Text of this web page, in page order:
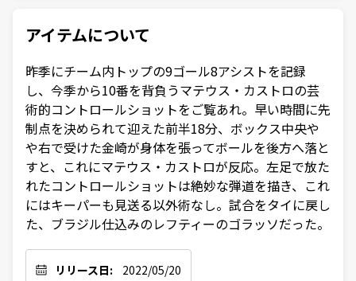
アイテムについて
昨季にチーム内トップの9ゴール8アシストを記録
し、今季から10番を背負うマテウス・カストロの芸
術的コントロールショットをご覧あれ。早い時間に先
制点を決められて迎えた前半18分、ボックス中央や
や右で受けた金崎が身体を張ってボールを後方へ落と
すと、これにマテウス・カストロが反応。左足で放た
れたコントロールショットは絶妙な弾道を描き、これ
にはキーパーも見送る以外術なし。試合をタイに戻し
た、ブラジル仕込みのレフティーのゴラッソだった。
リリース日: 2022/05/20